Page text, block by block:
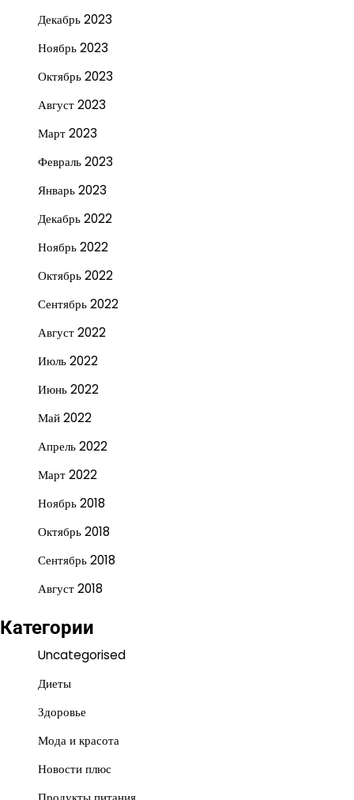
Декабрь 2023
Ноябрь 2023
Октябрь 2023
Август 2023
Март 2023
Февраль 2023
Январь 2023
Декабрь 2022
Ноябрь 2022
Октябрь 2022
Сентябрь 2022
Август 2022
Июль 2022
Июнь 2022
Май 2022
Апрель 2022
Март 2022
Ноябрь 2018
Октябрь 2018
Сентябрь 2018
Август 2018
Категории
Uncategorised
Диеты
Здоровье
Мода и красота
Новости плюс